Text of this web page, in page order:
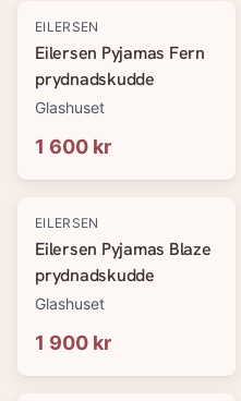
EILERSEN
Eilersen Pyjamas Fern
prydnadskudde
Glashuset
1 600 kr
EILERSEN
Eilersen Pyjamas Blaze
prydnadskudde
Glashuset
1 900 kr